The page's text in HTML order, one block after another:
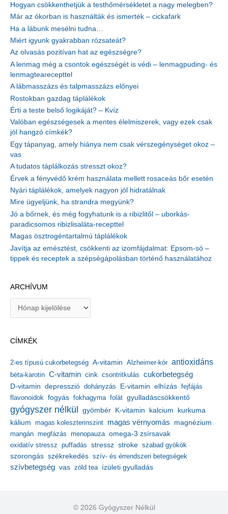
Hogyan csökkenthetjük a testhőmérsékletet a nagy melegben?
Már az ókorban is használták és ismerték – cickafark
Ha a lábunk mesélni tudna…
Miért igyunk gyakrabban rózsateát?
Az olvasás pozitívan hat az egészségre?
A lenmag még a csontok egészségét is védi – lenmagpuding- és
lenmagtearecepttel
A lábmasszázs és talpmasszázs előnyei
Rostokban gazdag táplálékok
Érti a teste belső logikáját? – Kvíz
Valóban egészségesek a mentes élelmiszerek, vagy ezek csak
jól hangzó címkék?
Egy tápanyag, amely hiánya nem csak vérszegénységet okoz –
vas
A tudatos táplálkozás stresszt okoz?
Érvek a fényvédő krém használata mellett rosaceás bőr esetén
Nyári táplálékok, amelyek nagyon jól hidratálnak
Mire ügyeljünk, ha strandra megyünk?
Jó a bőrnek, és még fogyhatunk is a ribizlitől – uborkás-
paradicsomos ribizlisaláta-recepttel
Magas ösztrogéntartalmú táplálékok
Javítja az emésztést, csökkenti az izomfájdalmat: Epsom-só –
tippek és receptek a szépségápolásban történő használatához
ARCHÍVUM
í
u
m
CÍMKÉK
2-es típusú cukorbetegség A-vitamin Alzheimer-kór antioxidáns
béta-karotin C-vitamin cink csontritkulás cukorbetegség
D-vitamin depresszió dohányzás E-vitamin elhízás fejfájás
flavonoidok fogyás fokhagyma folát gyulladáscsökkentő
gyógyszer nélkül gyömbér K-vitamin kalcium kurkuma
kálium magas koleszterinszint magas vérnyomás magnézium
mangán megfázás menopauza omega-3 zsírsavak
oxidatív stressz puffadás stressz stroke szabad gyökök
szorongás székrekedés szív- és érrendszeri betegségek
szívbetegség vas zöld tea ízületi gyulladás
© 2026 Gyógyszer Nélkül